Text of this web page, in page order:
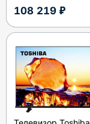
108 219 ₽